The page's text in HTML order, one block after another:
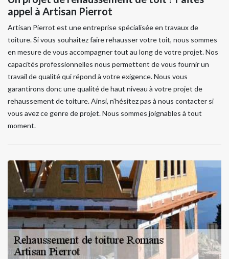
appel à Artisan Pierrot
Artisan Pierrot est une entreprise spécialisée en travaux de
toiture. Si vous souhaitez faire rehausser votre toit, nous sommes
en mesure de vous accompagner tout au long de votre projet. Nos
capacités professionnelles nous permettent de vous fournir un
travail de qualité qui répond à votre exigence. Nous vous
garantirons donc une qualité de haut niveau à votre projet de
rehaussement de toiture. Ainsi, n’hésitez pas à nous contacter si
vous avez ce genre de projet. Nous sommes joignables à tout
moment.